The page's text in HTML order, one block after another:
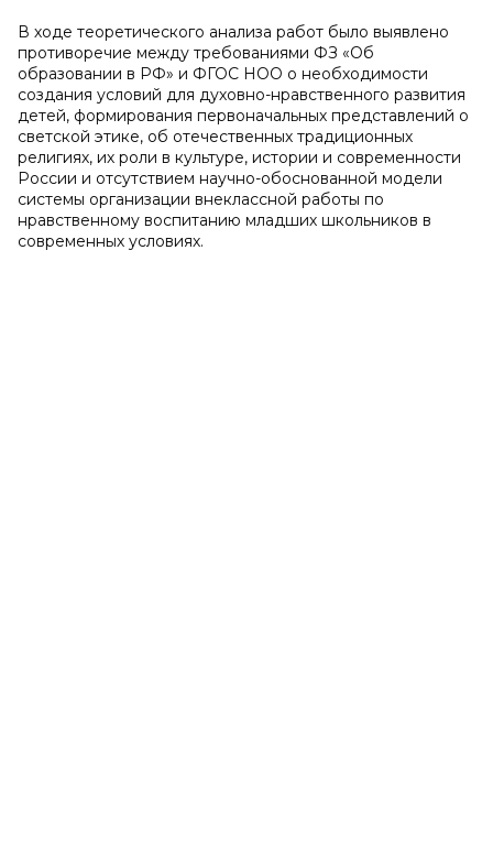
В ходе теоретического анализа работ было выявлено
противоречие между требованиями ФЗ «Об
образовании в РФ» и ФГОС НОО о необходимости
создания условий для духовно-нравственного развития
детей, формирования первоначальных представлений о
светской этике, об отечественных традиционных
религиях, их роли в культуре, истории и современности
России и отсутствием научно-обоснованной модели
системы организации внеклассной работы по
нравственному воспитанию младших школьников в
современных условиях.